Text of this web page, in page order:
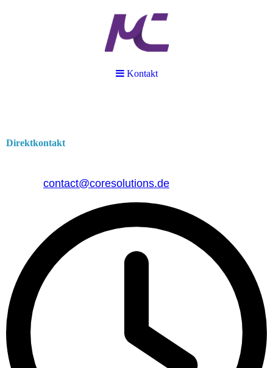
Kontakt
Direktkontakt
contact@coresolutions.de
Kontakt